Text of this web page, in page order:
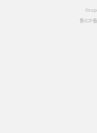
鲁ICP